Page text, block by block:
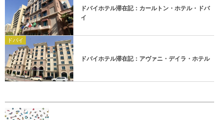
ドバイホテル滞在記：カールトン・ホテル・ドバ
イ
ドバイ
ドバイホテル滞在記：アヴァニ・デイラ・ホテル